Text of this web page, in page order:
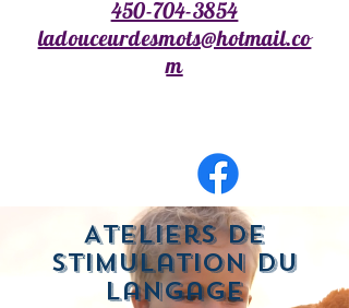
450-704-3854
ladouceurdesmots@hotmail.co
m
Ateliers de
stimulation du
langage